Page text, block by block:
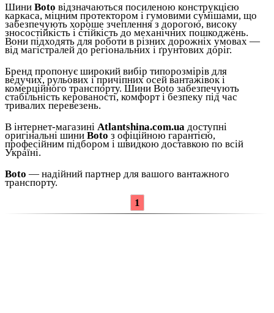
Шини Boto відзначаються посиленою конструкцією
каркаса, міцним протектором і гумовими сумішами, що
забезпечують хороше зчеплення з дорогою, високу
зносостійкість і стійкість до механічних пошкоджень.
Вони підходять для роботи в різних дорожніх умовах —
від магістралей до регіональних і ґрунтових доріг.
Бренд пропонує широкий вибір типорозмірів для
ведучих, рульових і причіпних осей вантажівок і
комерційного транспорту. Шини Boto забезпечують
стабільність керованості, комфорт і безпеку під час
тривалих перевезень.
В інтернет-магазині Atlantshina.com.ua доступні
оригінальні шини Boto з офіційною гарантією,
професійним підбором і швидкою доставкою по всій
Україні.
Boto — надійний партнер для вашого вантажного
транспорту.
1